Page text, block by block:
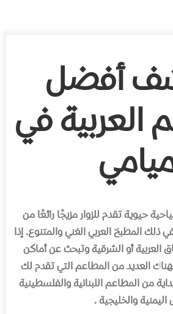
أفضل
العربية في
حيوية تقدم للزوار مزيجًا رائعًا من
ذلك المطبخ العربي الغني والمتنوع. إذا
العربية أو الشرقية وتبحث عن أماكن
العديد من المطاعم التي تقدم لك
من المطاعم اللبنانية والفلسطينية
اليمنية والخليجية .